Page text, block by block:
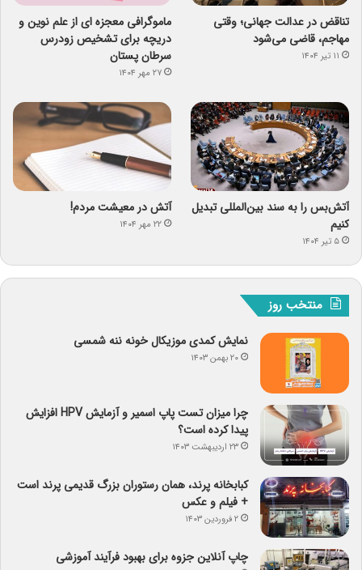
تناقض در عدالت جهانی؛ وقتی
مهاجم، قاضی می‌شود
۱۱ تیر ۱۴۰۴
ماموگرافی معجزه ای از علم نوین و
دریچه برای تشخیص زودرس
سرطان پستان
۲۷ مهر ۱۴۰۴
آتش‌بس را به سند بین‌المللی تبدیل
کنیم
۵ تیر ۱۴۰۴
آتش در معیشت مردم!
۲۲ مهر ۱۴۰۴
منتخب روز
نمایش کمدی موزیکال خونه ننه شمسی
۲۰ بهمن ۱۴۰۳
چرا میزان تست پاپ اسمیر و آزمایش HPV افزایش
پیدا کرده است؟
۲۳ اردیبهشت ۱۴۰۳
کبابخانه پرند، همان رستوران بزرگ قدیمی پرند است
+ فیلم و عکس
۲ فروردین ۱۴۰۳
چاپ آنلاین جزوه برای بهبود فرآیند آموزشی